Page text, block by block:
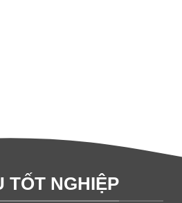
TỐT NGHIỆP